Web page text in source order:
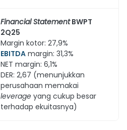
Financial StatementBWPT
2Q25
Margin kotor: 27,9%
EBITDA margin: 31,3%
NET margin: 6,1%
DER: 2,67 (menunjukkan
perusahaan memakai
leverage yang cukup besar
terhadap ekuitasnya)